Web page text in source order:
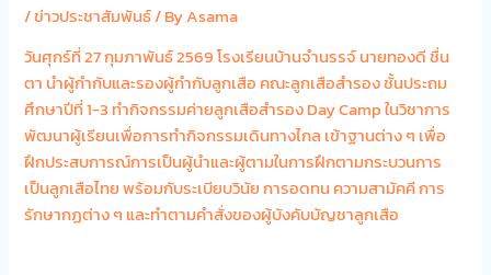
/ข่าวประชาสัมพันธ์/ ByAsama
วันศุกร์ที่ 27 กุมภาพันธ์ 2569 โรงเรียนบ้านจำนรรจ์ นายทองดี ชื่น
ตา นำผู้กำกับและรองผู้กำกับลูกเสือ คณะลูกเสือสำรอง ชั้นประถม
ศึกษาปีที่ 1-3 ทำกิจกรรมค่ายลูกเสือสำรอง Day Camp ในวิชาการ
พัฒนาผู้เรียนเพื่อการทำกิจกรรมเดินทางไกล เข้าฐานต่าง ๆ เพื่อ
ฝึกประสบการณ์การเป็นผู้นำและผู้ตามในการฝึกตามกระบวนการ
เป็นลูกเสือไทย พร้อมกับระเบียบวินัย การอดทน ความสามัคคี การ
รักษากฏต่าง ๆ และทำตามคำสั่งของผู้บังคับบัญชาลูกเสือ